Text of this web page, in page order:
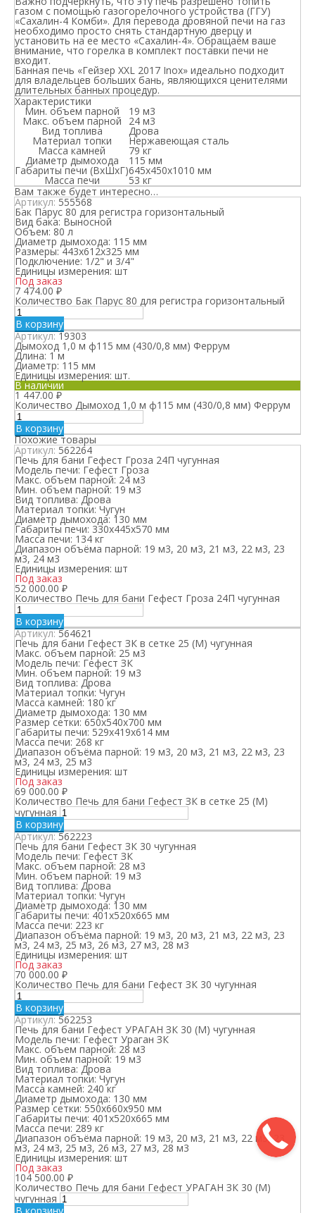
газом с помощью газогорелочного устройства (ГГУ)
«Сахалин-4 Комби». Для перевода дровяной печи на газ
необходимо просто снять стандартную дверцу и
установить на ее место «Сахалин-4». Обращаем ваше
внимание, что горелка в комплект поставки печи не
входит.
Банная печь «Гейзер XXL 2017 Inox» идеально подходит
для владельцев больших бань, являющихся ценителями
длительных банных процедур.
Характеристики
Мин. объем парной 19 м3
Макс. объем парной 24 м3
Вид топлива Дрова
Материал топки Нержавеющая сталь
Масса камней 79 кг
Диаметр дымохода 115 мм
Габариты печи (ВхШхГ)645х450х1010 мм
Масса печи
53 кг
Вам также будет интересно…
Артикул:555568
Бак Парус 80 для регистра горизонтальный
Вид бака: Выносной
Объем: 80 л
Диаметр дымохода: 115 мм
Размеры:443х612х325 мм
Подключение: 1/2" и 3/4"
Единицы измерения: шт
Под заказ
7 474.00 ₽
Количество Бак Парус 80 для регистра горизонтальный
В корзину
Артикул:19303
Дымоход 1,0 м ф115 мм (430/0,8 мм) Феррум
Длина: 1 м
Диаметр: 115 мм
Единицы измерения: шт.
В наличии
1 447.00₽
Количество Дымоход 1,0 м ф115 мм (430/0,8 мм) Феррум
В корзину
Похожие товары
Артикул:562264
Печь для бани Гефест Гроза 24П чугунная
Модель печи: Гефест Гроза
Макс. объем парной: 24 м3
Мин. объем парной: 19 м3
Вид топлива: Дрова
Материал топки: Чугун
Диаметр дымохода: 130 мм
Габариты печи: 330х445х570 мм
Масса печи: 134 кг
Диапазон объёма парной: 19 м3, 20 м3, 21 м3, 22 м3, 23
м3, 24 м3
Единицы измерения: шт
Под заказ
52 000.00 ₽
Количество Печь для бани Гефест Гроза 24П чугунная
В корзину
Артикул:564621
Печь для бани Гефест ЗК в сетке 25 (М) чугунная
Макс. объем парной: 25 м3
Модель печи: Гефест ЗК
Мин. объем парной: 19 м3
Вид топлива: Дрова
Материал топки: Чугун
Масса камней: 180 кг
Диаметр дымохода: 130 мм
Размер сетки: 650х540х700 мм
Габариты печи: 529х419х614 мм
Масса печи: 268 кг
Диапазон объёма парной: 19 м3, 20 м3, 21 м3, 22 м3, 23
м3, 24 м3, 25 м3
Единицы измерения: шт
Под заказ
69 000.00 ₽
Количество Печь для бани Гефест ЗК в сетке 25 (М)
чугунная
В корзину
Артикул:562223
Печь для бани Гефест ЗК 30 чугунная
Модель печи: Гефест ЗК
Макс. объем парной: 28 м3
Мин. объем парной: 19 м3
Вид топлива: Дрова
Материал топки: Чугун
Диаметр дымохода: 130 мм
Габариты печи: 401х520х665 мм
Масса печи: 223 кг
Диапазон объёма парной: 19 м3, 20 м3, 21 м3, 22 м3, 23
м3, 24 м3, 25 м3, 26 м3, 27 м3, 28 м3
Единицы измерения: шт
Под заказ
70 000.00 ₽
Количество Печь для бани Гефест ЗК 30 чугунная
В корзину
Артикул:562253
Печь для бани Гефест УРАГАН ЗК 30 (М) чугунная
Модель печи: Гефест Ураган ЗК
Макс. объем парной: 28 м3
Мин. объем парной: 19 м3
Вид топлива: Дрова
Материал топки: Чугун
Масса камней: 240 кг
Диаметр дымохода: 130 мм
Размер сетки: 550х660х950 мм
Габариты печи: 401х520х665 мм
Масса печи: 289 кг
Диапазон объёма парной: 19 м3, 20 м3, 21 м3, 22 м3, 23
м3, 24 м3, 25 м3, 26 м3, 27 м3, 28 м3
Единицы измерения: шт
Под заказ
104 500.00 ₽
Количество Печь для бани Гефест УРАГАН ЗК 30 (М)
чугунная